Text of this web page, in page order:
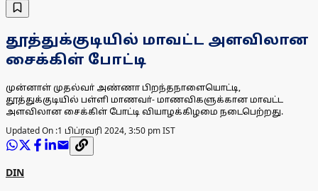
தூத்துக்குடியில் மாவட்ட அளவிலான
சைக்கிள் போட்டி
முன்னாள் முதல்வா் அண்ணா பிறந்தநாளையொட்டி,
தூத்துக்குடியில் பள்ளி மாணவா்- மாணவிகளுக்கான மாவட்ட
அளவிலான சைக்கிள் போட்டி வியாழக்கிழமை நடைபெற்றது.
Updated On :1 பிப்ரவரி 2024, 3:50 pm IST
DIN